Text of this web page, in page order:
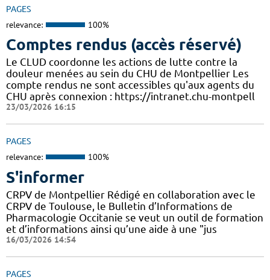
PAGES
relevance: 100%
Comptes rendus (accès réservé)
Le CLUD coordonne les actions de lutte contre la
douleur menées au sein du CHU de Montpellier Les
compte rendus ne sont accessibles qu'aux agents du
CHU après connexion : https://intranet.chu-montpell
23/03/2026 16:15
PAGES
relevance: 100%
S'informer
CRPV de Montpellier Rédigé en collaboration avec le
CRPV de Toulouse, le Bulletin d’Informations de
Pharmacologie Occitanie se veut un outil de formation
et d’informations ainsi qu’une aide à une "jus
16/03/2026 14:54
PAGES